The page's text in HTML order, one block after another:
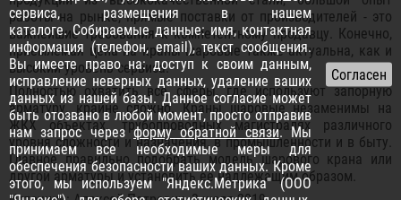
работы на рынке, прямые поставки от производителей - это
важнейшие требования к компетентному продавцу. Конечно,
приемлемая цена на краны шаровые также актуальна, как и
высокий уровень сервиса.
Полностью охватить все сферы, где используют запорную
арматуру, крайне сложно. Краны шаровые незаменимы на
ЖКХ объектах, трубопроводных магистралях различного
уровня сложности и назначения, в промышленности и в быту.
Главное правильно подобрать модель шарового крана или
другой арматуры и установить ее надлежащим образом.
сервиса, размещения в нашем
каталоге. Собираемые данные: имя, контактная
информация (телефон, email), текст сообщения.
Вы имеете право на: доступ к своим данным,
исправление неверных данных, удаление ваших
данных из нашей базы. Данное согласие может
быть отозвано в любой момент, просто отправив
нам запрос черезформу обратной связи. Мы
принимаем все необходимые меры для
обеспечения безопасности ваших данных. Кроме
этого, мы используем "Яндекс.Метрика" (ООО